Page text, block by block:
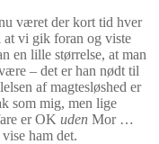
været der kort tid hver
at vi gik foran og viste
en lille størrelse, at man
– det er han nødt til
af magtesløshed er
som mig, men lige
er OK uden Mor …
ham det.